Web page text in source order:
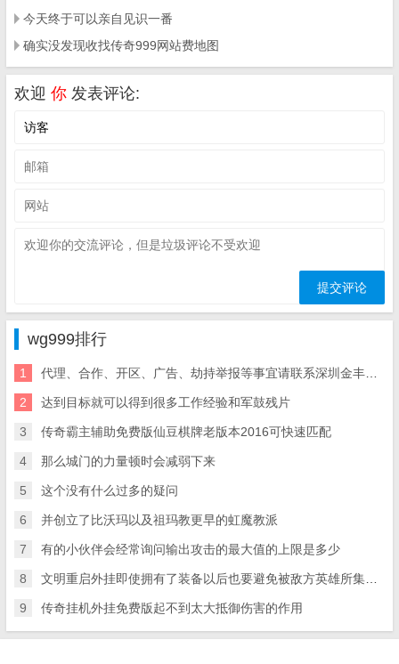
今天终于可以亲自见识一番
确实没发现收找传奇999网站费地图
欢迎 你 发表评论:
wg999排行
1 代理、合作、开区、广告、劫持举报等事宜请联系深圳金丰星界科技有限公司
2 达到目标就可以得到很多工作经验和军鼓残片
3 传奇霸主辅助免费版仙豆棋牌老版本2016可快速匹配
4 那么城门的力量顿时会减弱下来
5 这个没有什么过多的疑问
6 并创立了比沃玛以及祖玛教更早的虹魔教派
7 有的小伙伴会经常询问输出攻击的最大值的上限是多少
8 文明重启外挂即使拥有了装备以后也要避免被敌方英雄所集火攻击
9 传奇挂机外挂免费版起不到太大抵御伤害的作用